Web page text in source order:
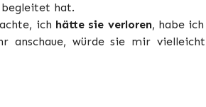
begleitet hat.
ich hätte sie verloren, habe ich
anschaue, würde sie mir vielleicht